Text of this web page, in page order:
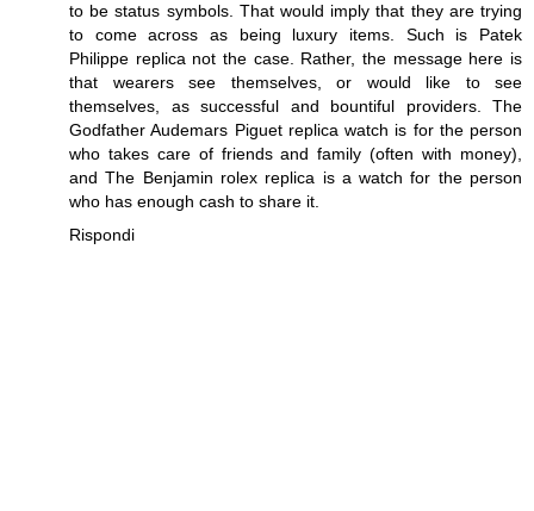
to be status symbols. That would imply that they are trying
to come across as being luxury items. Such is Patek
Philippe replicanot the case. Rather, the message here is
that wearers see themselves, or would like to see
themselves, as successful and bountiful providers. The
GodfatherAudemars Piguet replicawatch is for the person
who takes care of friends and family (often with money),
and The Benjamin rolex replica is a watch for the person
who has enough cash to share it.
Rispondi